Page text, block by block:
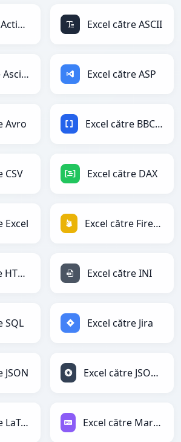
Excel către ActionScript Excel către ASCII
Excel către AsciiDoc Excel către ASP
Avro Excel către BBCode
CSV Excel către DAX
Excel Excel către Firebase
Excel către HTML Excel către INI
SQL Excel către Jira
JSON Excel către JSONLines
Excel către LaTeX Excel către Markdown